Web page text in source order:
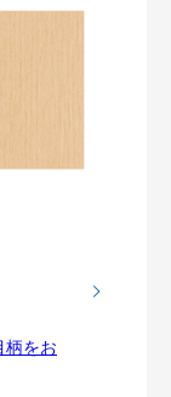
をお